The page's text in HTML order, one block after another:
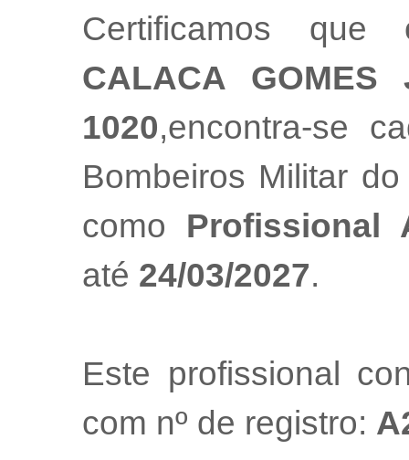
Certificamos
CALACA GOMES
1020,encontra-se
Bombeiros Militar
como Profissional
até 24/03/2027.
Este profissional
com nº de registro: